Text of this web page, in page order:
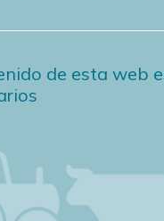
de esta web